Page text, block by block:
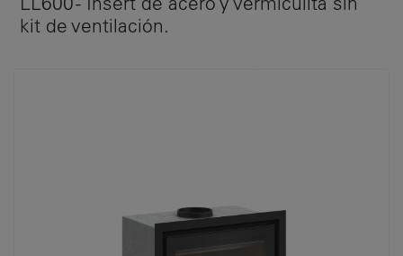
kit de ventilación.